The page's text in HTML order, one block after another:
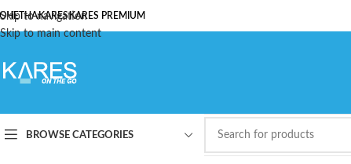
Skip to navigation
Skip to main content
KARESKARES PREMIUM
BROWSE CATEGORIES